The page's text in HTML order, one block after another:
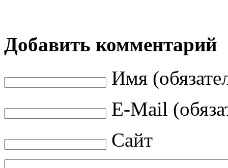
Добавить комментарий
Имя
E-Mail
Сайт